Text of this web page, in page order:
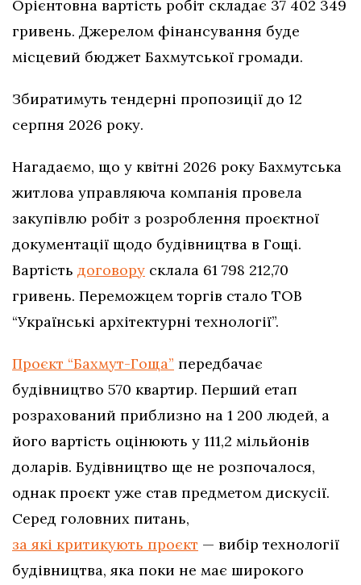
Орієнтовна вартість робіт складає 37 402 349
гривень. Джерелом фінансування буде
місцевий бюджет Бахмутської громади.
Збиратимуть тендерні пропозиції до 12
серпня 2026 року.
Нагадаємо, що у квітні 2026 року Бахмутська
житлова управляюча компанія провела
закупівлю робіт з розроблення проєктної
документації щодо будівництва в Гощі.
Вартість договору склала 61 798 212,70
гривень. Переможцем торгів стало ТОВ
“Українські архітектурні технології”.
Проєкт “Бахмут-Гоща” передбачає
будівництво 570 квартир. Перший етап
розрахований приблизно на 1 200 людей, а
його вартість оцінюють у 111,2 мільйонів
доларів. Будівництво ще не розпочалося,
однак проєкт уже став предметом дискусії.
Серед головних питань,
за які критикують проєкт — вибір технології
будівництва, яка поки не має широкого